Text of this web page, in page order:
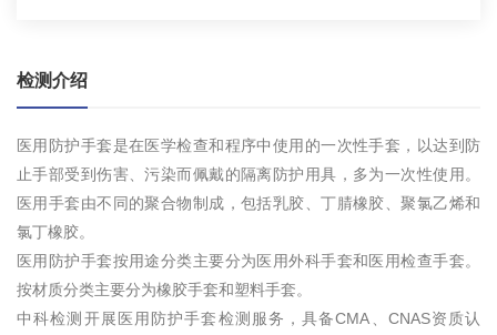
检测介绍
医用防护手套是在医学检查和程序中使用的一次性手套，以达到防
止手部受到伤害、污染而佩戴的隔离防护用具，多为一次性使用。
医用手套由不同的聚合物制成，包括乳胶、丁腈橡胶、聚氯乙烯和
氯丁橡胶。
医用防护手套按用途分类主要分为医用外科手套和医用检查手套。
按材质分类主要分为橡胶手套和塑料手套。
中科检测开展医用防护手套检测服务，具备CMA、CNAS资质认